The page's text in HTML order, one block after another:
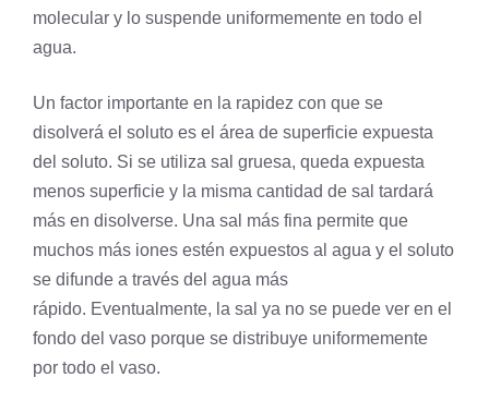
molecular y lo suspende uniformemente en todo el
agua.
Un factor importante en la rapidez con que se
disolverá el soluto es el área de superficie expuesta
del soluto. Si se utiliza sal gruesa, queda expuesta
menos superficie y la misma cantidad de sal tardará
más en disolverse. Una sal más fina permite que
muchos más iones estén expuestos al agua y el soluto
se difunde a través del agua más
rápido. Eventualmente, la sal ya no se puede ver en el
fondo del vaso porque se distribuye uniformemente
por todo el vaso.